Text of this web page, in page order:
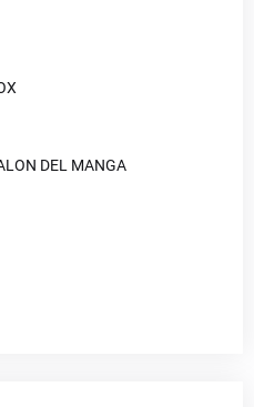
DEL MANGA